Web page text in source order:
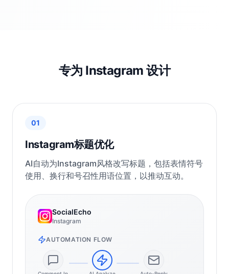
专为 Instagram 设计
01
Instagram标题优化
AI自动为Instagram风格改写标题，包括表情符号
使用、换行和号召性用语位置，以推动互动。
SocialEcho
Instagram
AUTOMATION FLOW